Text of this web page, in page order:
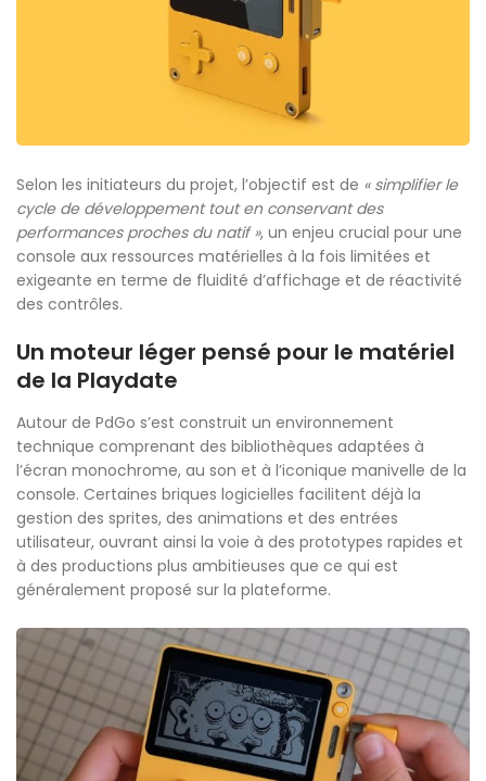
Selon les initiateurs du projet, l’objectif est de « simplifier le
cycle de développement tout en conservant des
performances proches du natif », un enjeu crucial pour une
console aux ressources matérielles à la fois limitées et
exigeante en terme de fluidité d’affichage et de réactivité
des contrôles.
Un moteur léger pensé pour le matériel
de la Playdate
Autour de PdGo s’est construit un environnement
technique comprenant des bibliothèques adaptées à
l’écran monochrome, au son et à l’iconique manivelle de la
console. Certaines briques logicielles facilitent déjà la
gestion des sprites, des animations et des entrées
utilisateur, ouvrant ainsi la voie à des prototypes rapides et
à des productions plus ambitieuses que ce qui est
généralement proposé sur la plateforme.